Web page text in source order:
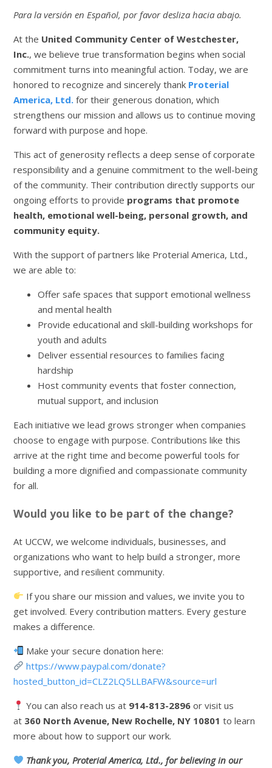
Para la versión en Español, por favor desliza hacia abajo.
At the United Community Center of Westchester,
Inc., we believe true transformation begins when social
commitment turns into meaningful action. Today, we are
honored to recognize and sincerely thank Proterial
America, Ltd. for their generous donation, which
strengthens our mission and allows us to continue moving
forward with purpose and hope.
This act of generosity reflects a deep sense of corporate
responsibility and a genuine commitment to the well-being
of the community. Their contribution directly supports our
ongoing efforts to provide programs that promote
health, emotional well-being, personal growth, and
community equity.
With the support of partners like Proterial America, Ltd.,
we are able to:
Offer safe spaces that support emotional wellness
and mental health
Provide educational and skill-building workshops for
youth and adults
Deliver essential resources to families facing
hardship
Host community events that foster connection,
mutual support, and inclusion
Each initiative we lead grows stronger when companies
choose to engage with purpose. Contributions like this
arrive at the right time and become powerful tools for
building a more dignified and compassionate community
for all.
Would you like to be part of the change?
At UCCW, we welcome individuals, businesses, and
organizations who want to help build a stronger, more
supportive, and resilient community.
If you share our mission and values, we invite you to
get involved. Every contribution matters. Every gesture
makes a difference.
Make your secure donation here:
https://www.paypal.com/donate?
hosted_button_id=CLZ2LQ5LLBAFW&source=url
You can also reach us at 914-813-2896or visit us
at 360 North Avenue, New Rochelle, NY 10801 to learn
more about how to support our work.
Thank you, Proterial America, Ltd., for believing in our